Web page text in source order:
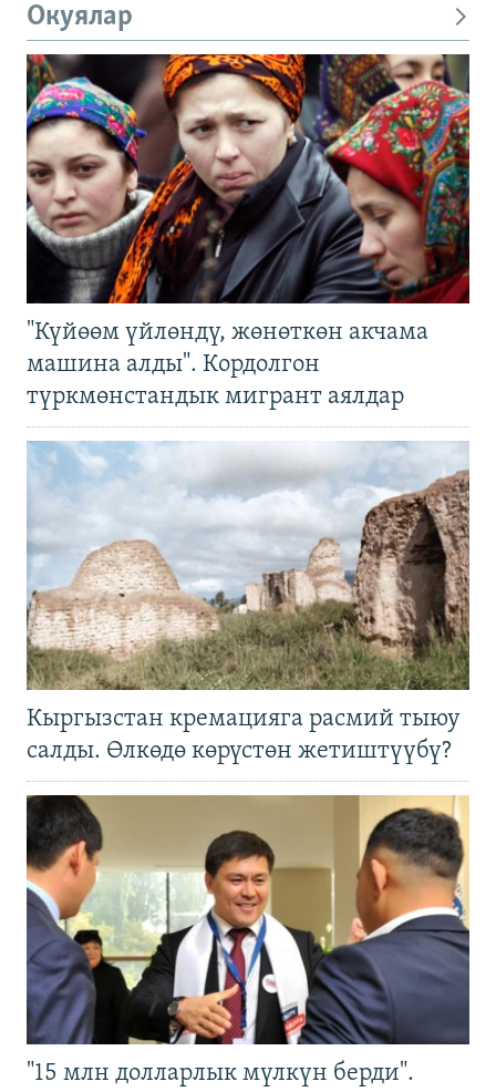
Окуялар
"Күйөөм үйлөндү, жөнөткөн акчама
машина алды". Кордолгон
түркмөнстандык мигрант аялдар
Кыргызстан кремацияга расмий тыюу
салды. Өлкөдө көрүстөн жетиштүүбү?
"15 млн долларлык мүлкүн берди".